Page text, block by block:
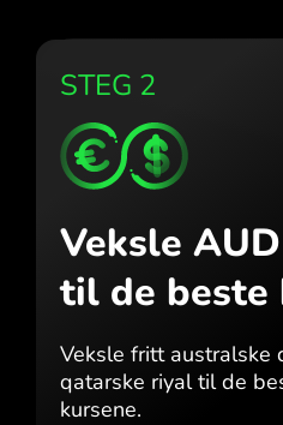
STEG 2
Veksle
til de beste
Veksle fritt australske
qatarske riyal til de
kursene.